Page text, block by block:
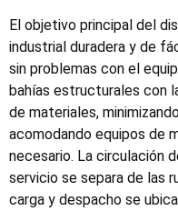
El objetivo principal del
industrial duradera y de
sin problemas con el
bahías estructurales con
de materiales,
acomodando equipos de
necesario. La circulación
servicio se separa de las
carga y despacho se